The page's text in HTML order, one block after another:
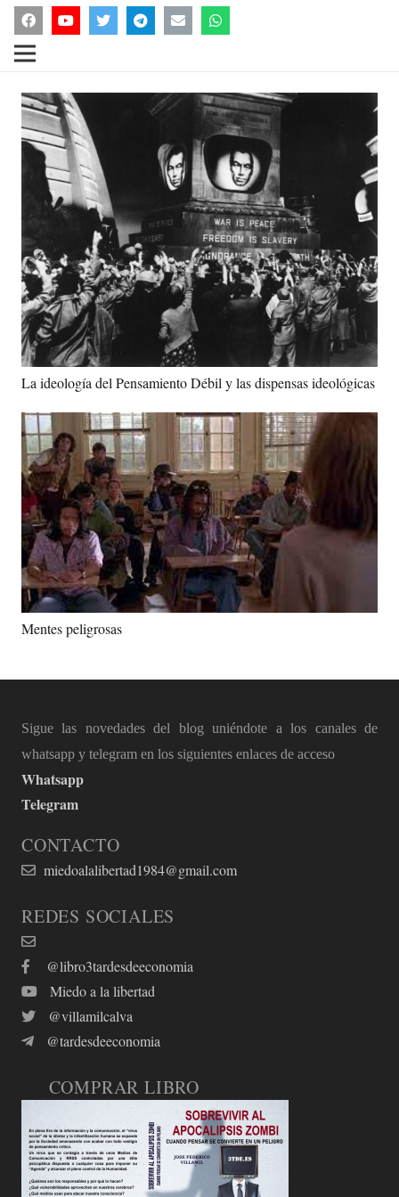
La ideología del Pensamiento Débil y las dispensas ideológicas
Mentes peligrosas
Sigue las novedades del blog uniéndote a los canales de
whatsapp y telegram en los siguientes enlaces de acceso
Whatsapp
Telegram
CONTACTO
miedoalalibertad1984@gmail.com
REDES SOCIALES
@libro3tardesdeeconomia
Miedo a la libertad
@villamilcalva
@tardesdeeconomia
COMPRAR LIBRO